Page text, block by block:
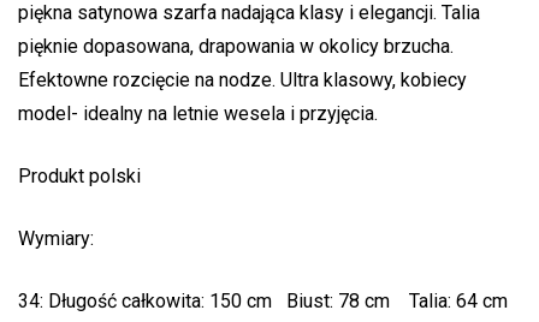
piękna satynowa szarfa nadająca klasy i elegancji. Talia
pięknie dopasowana, drapowania w okolicy brzucha.
Efektowne rozcięcie na nodze. Ultra klasowy, kobiecy
model- idealny na letnie wesela i przyjęcia.
Produkt polski
Wymiary:
34: Długość całkowita: 150 cm Biust: 78 cm Talia: 64 cm